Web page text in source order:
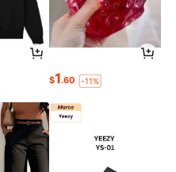
$1.60 -11%